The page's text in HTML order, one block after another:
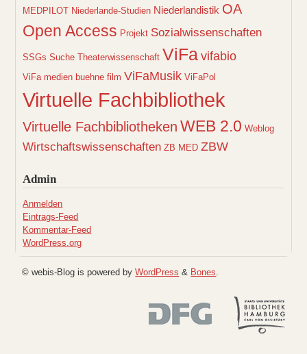
MEDPILOT Niederlande-Studien Niederlandistik OA
Open Access Projekt Sozialwissenschaften
SSGs Suche Theaterwissenschaft ViFa vifabio
ViFa medien buehne film ViFaMusik ViFaPol
Virtuelle Fachbibliothek
Virtuelle Fachbibliotheken WEB 2.0 Weblog
Wirtschaftswissenschaften ZB MED ZBW
Admin
Anmelden
Eintrags-Feed
Kommentar-Feed
WordPress.org
© webis-Blog is powered byWordPress & Bones